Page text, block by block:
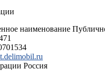
наименование
Россия